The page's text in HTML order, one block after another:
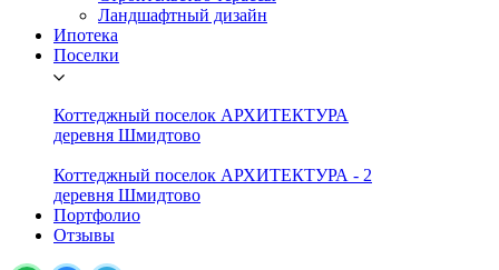
Ландшафтный дизайн
Ипотека
Поселки
Коттеджный поселок АРХИТЕКТУРА
деревня Шмидтово
Коттеджный поселок АРХИТЕКТУРА - 2
деревня Шмидтово
Портфолио
Отзывы